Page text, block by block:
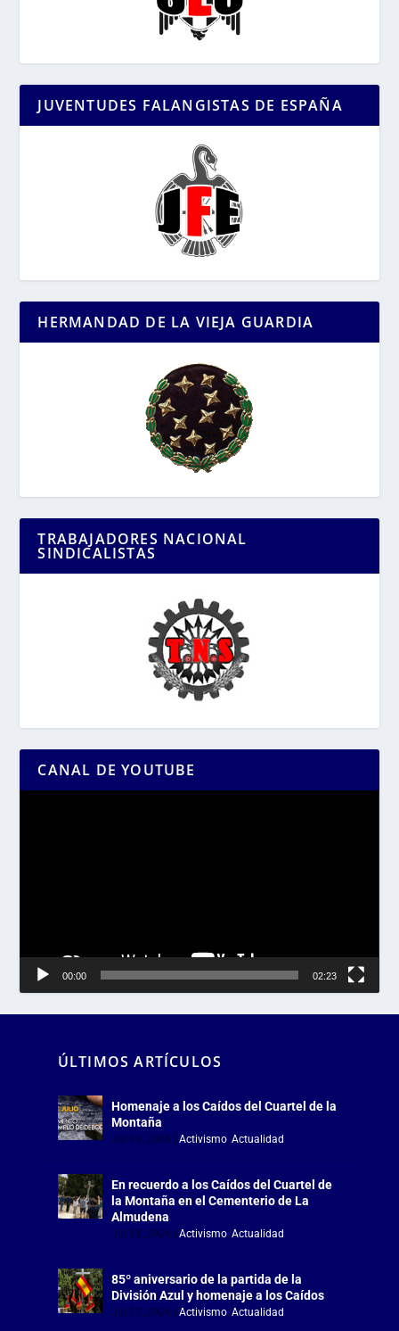
JUVENTUDES FALANGISTAS DE ESPAÑA
HERMANDAD DE LA VIEJA GUARDIA
TRABAJADORES NACIONAL
SINDICALISTAS
CANAL DE YOUTUBE
00:00 02:23
ÚLTIMOS ARTÍCULOS
Homenaje a los Caídos del Cuartel de la
Montaña
Jul 18, 2026 Activismo, Actualidad
En recuerdo a los Caídos del Cuartel de
la Montaña en el Cementerio de La
Almudena
Jul 18, 2026 Activismo, Actualidad
85º aniversario de la partida de la
División Azul y homenaje a los Caídos
Jul 15, 2026 Activismo, Actualidad